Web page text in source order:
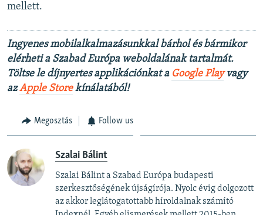
mellett.
Ingyenes mobilalkalmazásunkkal bárhol és bármikor
elérheti a Szabad Európa weboldalának tartalmát.
Töltse le díjnyertes applikációnkat a Google Playvagy
azApple Storekínálatából!
Megosztás Follow us
Szalai Bálint
Szalai Bálint a Szabad Európa budapesti
szerkesztőségének újságírója. Nyolc évig dolgozott
az akkor leglátogatottabb híroldalnak számító